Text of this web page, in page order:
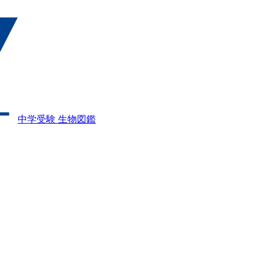
中学受験 生物図鑑